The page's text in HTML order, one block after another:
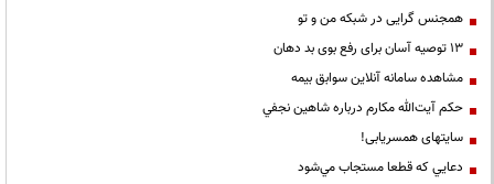
همجنس گرایی در شبکه من و تو
13 توصیه آسان برای رفع بوی بد دهان
مشاهده سامانه آنلاين سوابق بیمه
حكم آيت‌الله مكارم درباره شاهين نجفي
سایتهای همسریابی!
دعايي كه قطعا مستجاب مي‌شود